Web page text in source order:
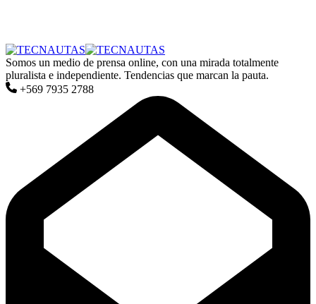
Somos un medio de prensa online, con una mirada totalmente
pluralista e independiente. Tendencias que marcan la pauta.
+569 7935 2788